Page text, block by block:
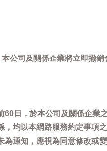
公司及關係企業將立即撤
日，於本公司及關係企業
均以本網路服務約定事項
通知，應視為同意修改或變